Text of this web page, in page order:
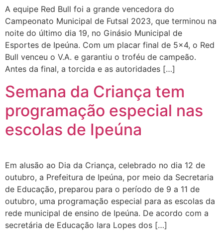
A equipe Red Bull foi a grande vencedora do
Campeonato Municipal de Futsal 2023, que terminou na
noite do último dia 19, no Ginásio Municipal de
Esportes de Ipeúna. Com um placar final de 5×4, o Red
Bull venceu o V.A. e garantiu o troféu de campeão.
Antes da final, a torcida e as autoridades […]
Semana da Criança tem
programação especial nas
escolas de Ipeúna
Em alusão ao Dia da Criança, celebrado no dia 12 de
outubro, a Prefeitura de Ipeúna, por meio da Secretaria
de Educação, preparou para o período de 9 a 11 de
outubro, uma programação especial para as escolas da
rede municipal de ensino de Ipeúna. De acordo com a
secretária de Educação Iara Lopes dos […]